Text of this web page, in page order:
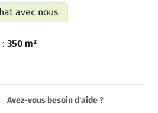
avec nous
350 m²
Avez-vous besoin d'aide ?